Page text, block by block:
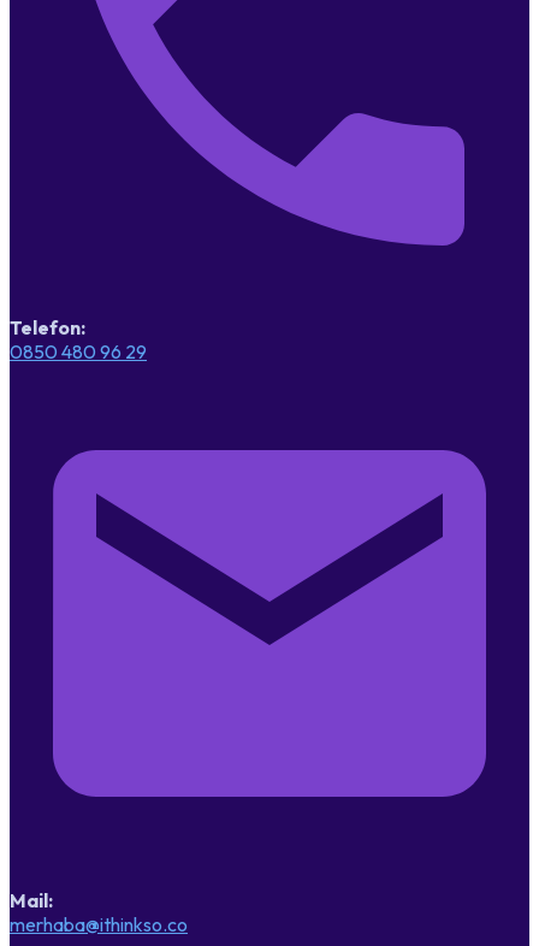
Telefon:
0850 480 96 29
Mail:
merhaba@ithinkso.co